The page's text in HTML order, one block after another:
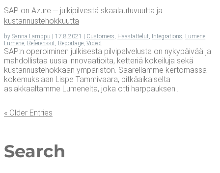
SAP on Azu­re — jul­ki­pil­ves­tä skaa­lau­tu­vuut­ta ja
kustannustehokkuutta
by Sanna Lamppu 17.8.2021 Customers, Haastattelut, Integrations, Lumene,
Lumene, Referenssit, Reportage, Videot
SAP:n operoiminen julkisesta pilvipalvelusta on nykypäivää ja
mahdollistaa uusia innovaatioita, ketteriä kokeiluja sekä
kustannustehokkaan ympäristön. Saarellamme kertomassa
kokemuksiaan Lispe Tammivaara, pitkäaikaiselta
asiakkaaltamme Lumenelta, joka otti harppauksen...
« Older Entries
Search